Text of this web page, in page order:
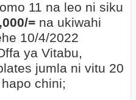
11 na leo ni siku
= na ukiwahi
10/4/2022
ya Vitabu,
jumla ni vitu 20
chini;